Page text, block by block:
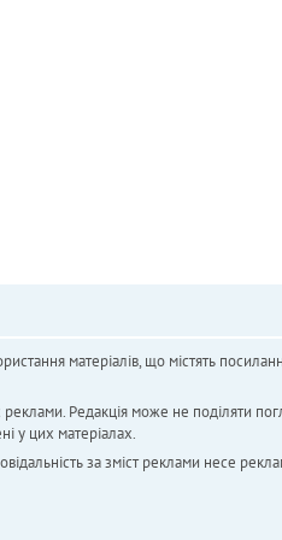
матеріалів, що містять
Редакція може не поділяти
у цих матеріалах.
за зміст реклами несе